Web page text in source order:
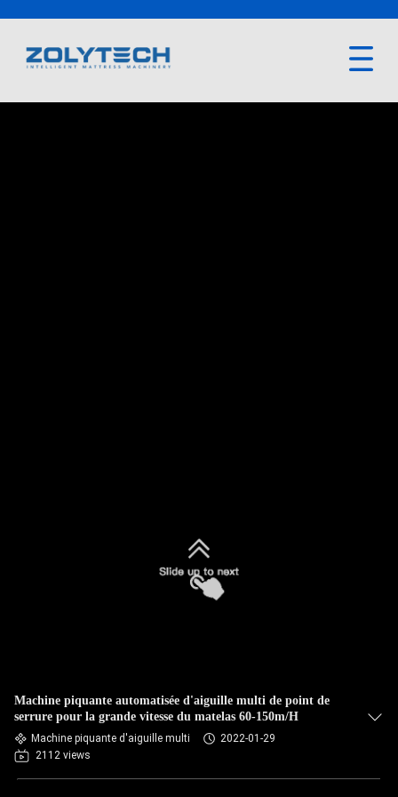
Machine piquante automatisée d'aiguille multi de point de
serrure pour la grande vitesse du matelas 60-150m/H
Machine piquante d'aiguille multi
2022-01-29
2112 views